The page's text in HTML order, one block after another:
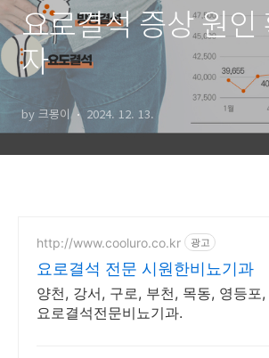
요로결석 증상 원인
자
by 크몽이 2024. 12. 13.
http://www.cooluro.co.kr 광고
요로결석 전문 시원한비뇨기과
양천, 강서, 구로, 부천, 목동, 영등포
요로결석전문비뇨기과.